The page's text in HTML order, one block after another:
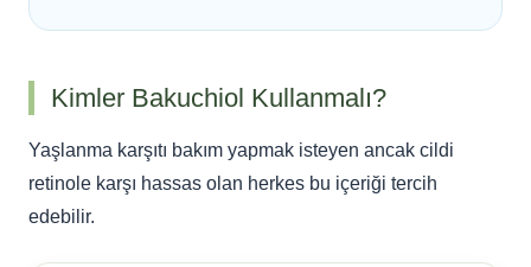
Kimler Bakuchiol Kullanmalı?
Yaşlanma karşıtı bakım yapmak isteyen ancak cildi
retinole karşı hassas olan herkes bu içeriği tercih
edebilir.